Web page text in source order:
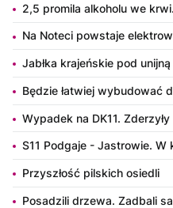
2,5 promila alkoholu we
Na Noteci powstaje
Jabłka krajeńskie pod
Będzie łatwiej wybudować
Wypadek na DK11.
S11 Podgaje - Jastrowie.
Przyszłość pilskich osiedli
Posadzili drzewa. Zadbali